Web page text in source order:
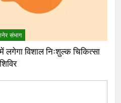
संभाग
विशाल निःशुल्क चिकित्सा
शिविर